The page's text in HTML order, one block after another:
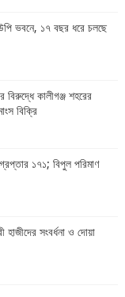
ভবনে, ১৭ বছর ধরে চলছে
বিরুদ্ধে কালীগঞ্জ শহরের
বিক্রি
১৭১; বিপুল পরিমাণ
সংবর্ধনা ও দোয়া